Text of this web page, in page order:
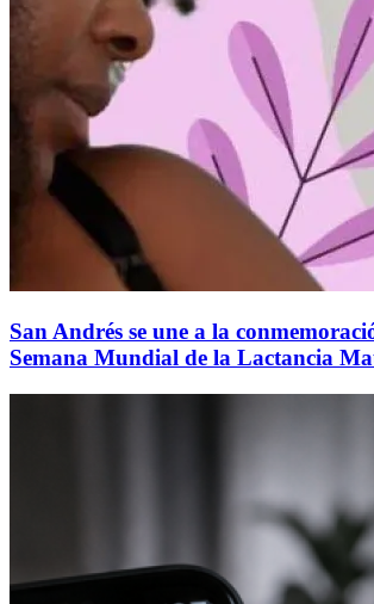
San Andrés se une a la
Semana Mundial de la Lactancia